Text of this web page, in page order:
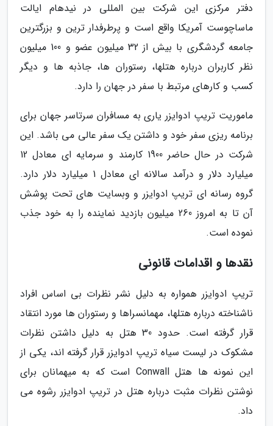
دفتر مرکزی این شرکت بین المللی در نیدهام ایالت
ماساچوست آمریکا واقع است و پرطرفدار ترین و بزرگترین
جامعه گردشگری با بیش از 32 میلیون عضو و 100 میلیون
نظر کاربران درباره هتلها، رستوران ها، جاذبه ها و دیگر
کسب و کارهای مرتبط با سفر در جهان را دارد.
ماموریت تریپ ادوایزر یاری به مسافران سرتاسر جهان برای
برنامه ریزی سفر خود و داشتن یک سفر عالی می باشد. این
شرکت در حال حاضر 1900 کارمند و سرمایه ای معادل 12
میلیارد دلار و درآمد سالانه ای معادل 1 میلیارد دلار دارد.
گروه رسانه ای تریپ ادوایزر و وبسایت های تحت پوشش
آن تا به امروز 260 میلیون بازدید نماینده را به خود جذب
نموده است.
نقدها و اقدامات قانونی
تریپ ادوایزر همواره به دلیل نشر نظرات بی اساس افراد
ناشناخته درباره هتلها، مهمانسراها و رستوران ها مورد انتقاد
قرار گرفته است. حدود 30 هتل به دلیل داشتن نظرات
مشکوک در لیست سیاه تریپ ادوایزر قرار گرفته اند، یکی از
این نمونه ها هتل Conwall است که به میهمانان برای
نوشتن نظرات مثبت درباره هتل در تریپ ادوایزر رشوه می
داد.